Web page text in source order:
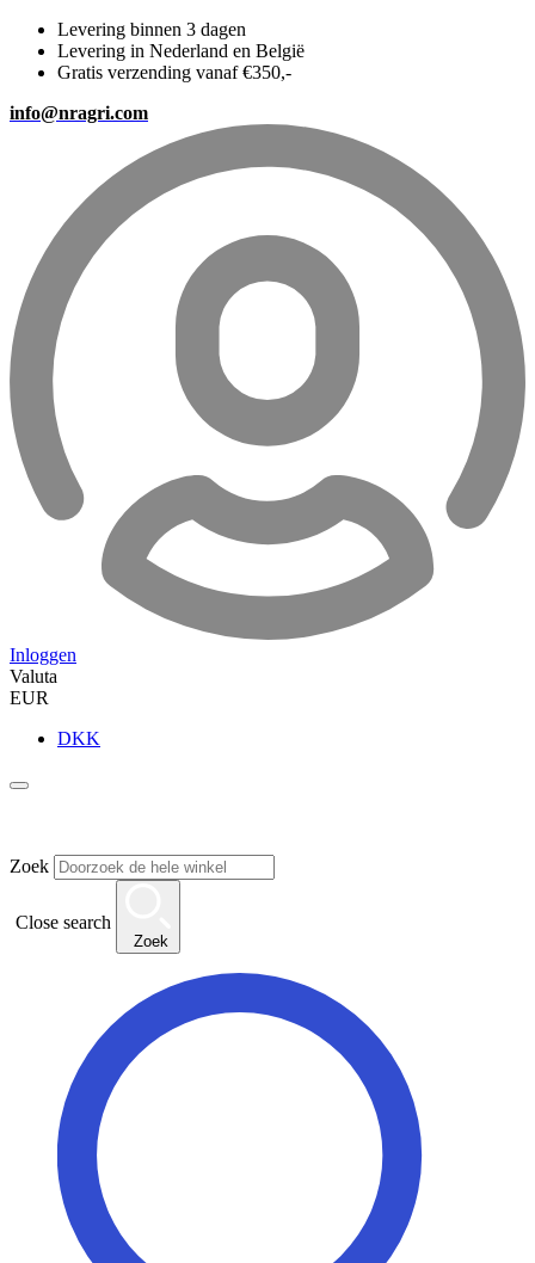
Levering binnen 3 dagen
Levering in Nederland en België
Gratis verzending vanaf €350,-
info@nragri.com
Inloggen
Valuta
EUR
DKK
Zoek
Close search
Zoek